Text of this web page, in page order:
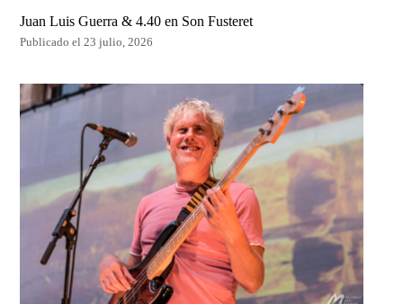
Juan Luis Guerra & 4.40 en Son Fusteret
Publicado el 23 julio, 2026